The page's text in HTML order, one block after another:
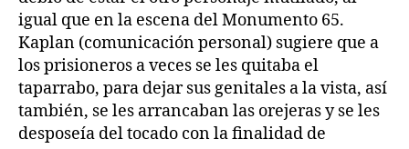
igual que en la escena del Monumento 65.
Kaplan (comunicación personal) sugiere que a
los prisioneros a veces se les quitaba el
taparrabo, para dejar sus genitales a la vista, así
también, se les arrancaban las orejeras y se les
desposeía del tocado con la finalidad de